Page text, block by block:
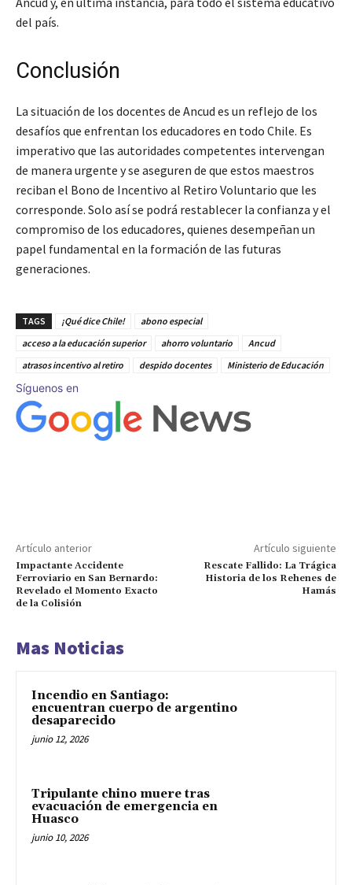
del país.
Conclusión
La situación de los docentes de Ancud es un reflejo de los
desafíos que enfrentan los educadores en todo Chile. Es
imperativo que las autoridades competentes intervengan
de manera urgente y se aseguren de que estos maestros
reciban el Bono de Incentivo al Retiro Voluntario que les
corresponde. Solo así se podrá restablecer la confianza y el
compromiso de los educadores, quienes desempeñan un
papel fundamental en la formación de las futuras
generaciones.
TAGS ¡Qué dice Chile!
abono especial
acceso a la educación superior
ahorro voluntario
Ancud
atrasos incentivo al retiro
despido docentes Ministerio de Educación
Síguenos en
Artículo anterior
Impactante Accidente
Ferroviario en San Bernardo:
Revelado el Momento Exacto
de la Colisión
Artículo siguiente
Rescate Fallido: La Trágica
Historia de los Rehenes de
Hamás
Mas Noticias
Incendio en Santiago:
encuentran cuerpo de argentino
desaparecido
junio 12, 2026
Tripulante chino muere tras
evacuación de emergencia en
Huasco
junio 10, 2026